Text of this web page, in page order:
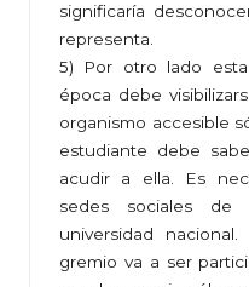
significaría
representa.
5) Por otro lado
época debe
organismo accesible
estudiante debe
acudir a ella. Es
sedes sociales
universidad
gremio va a ser